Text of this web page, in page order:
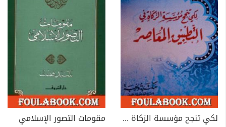
لكي تنجح مؤسسة الزكاة في التطبيق المعاصر
مقومات التصور الإسلامي